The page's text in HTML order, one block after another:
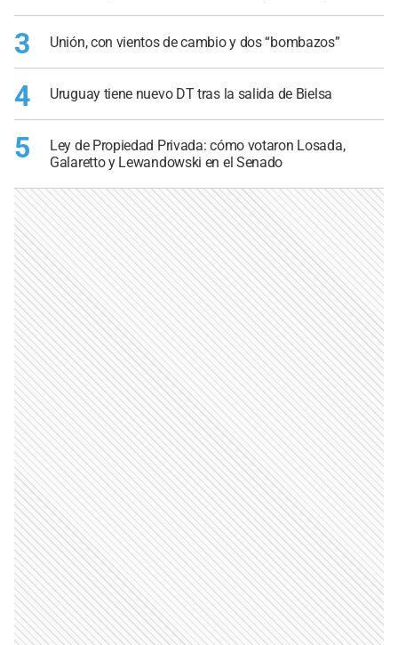
3 Unión, con vientos de cambio y dos “bombazos”
4 Uruguay tiene nuevo DT tras la salida de Bielsa
5
Ley de Propiedad Privada: cómo votaron Losada,
Galaretto y Lewandowski en el Senado